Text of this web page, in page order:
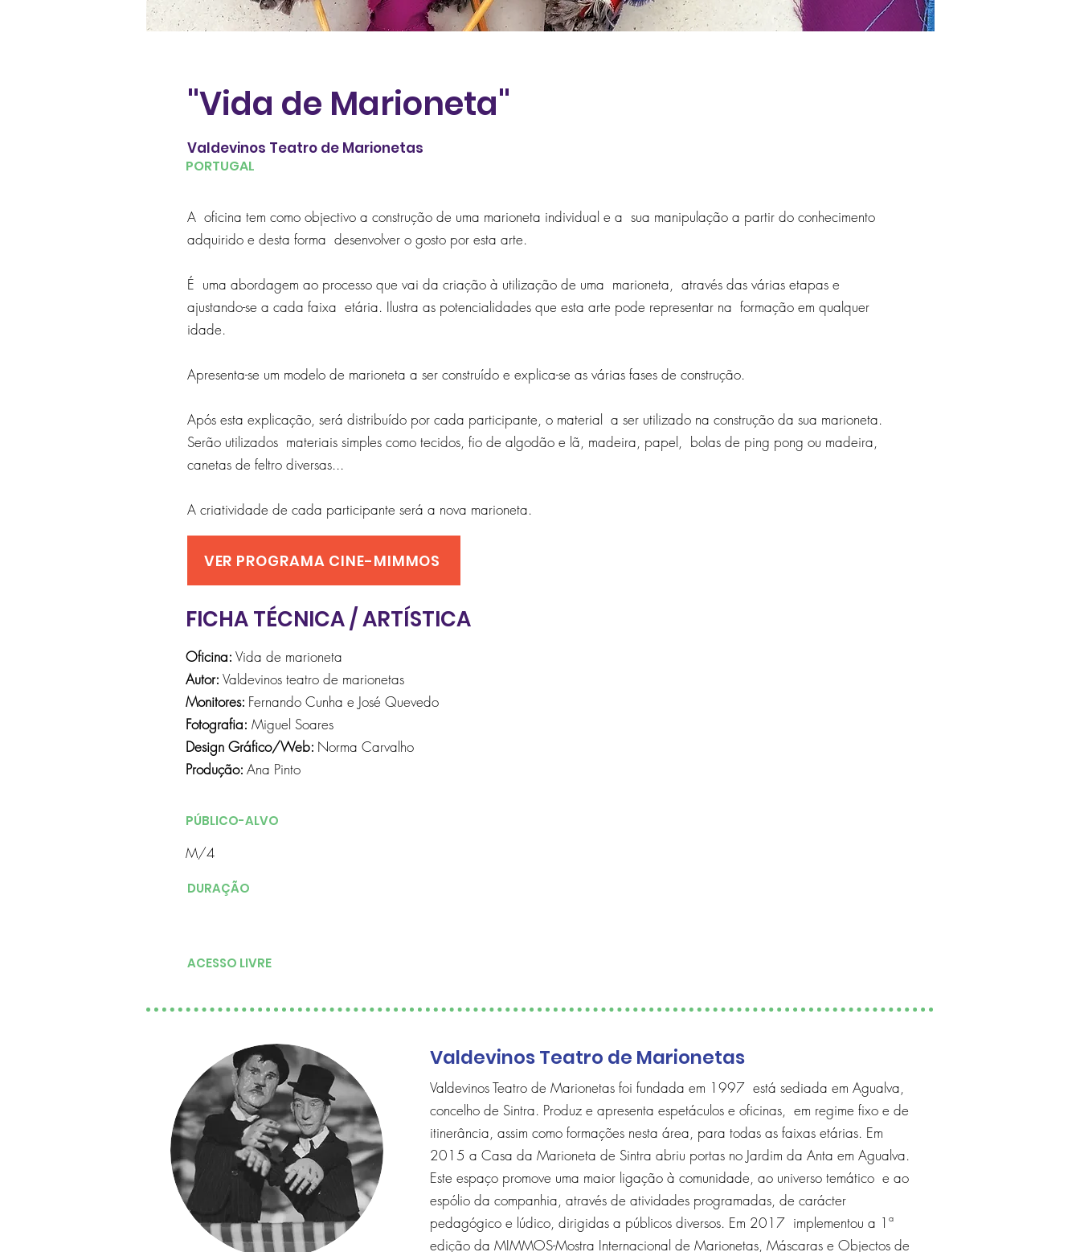
"Vida de Marioneta"
Valdevinos Teatro de Marionetas
PORTUGAL
A oficina tem como objectivo a construção de uma marioneta individual e a sua manipulação a partir do conhecimento
adquirido e desta forma desenvolver o gosto por esta arte.
É uma abordagem ao processo que vai da criação à utilização de uma marioneta, através das várias etapas e
ajustando-se a cada faixa etária. Ilustra as potencialidades que esta arte pode representar na formação em qualquer
idade.
Apresenta-se um modelo de marioneta a ser construído e explica-se as várias fases de construção.
Após esta explicação, será distribuído por cada participante, o material a ser utilizado na construção da sua marioneta.
Serão utilizados materiais simples como tecidos, fio de algodão e lã, madeira, papel, bolas de ping pong ou madeira,
canetas de feltro diversas...
A criatividade de cada participante será a nova marioneta.
VER PROGRAMA CINE-MIMMOS
FICHA TÉCNICA / ARTÍSTICA
Oficina: Vida de marioneta
Autor: Valdevinos teatro de marionetas
Monitores: Fernando Cunha e José Quevedo
Fotografia: Miguel Soares
Design Gráfico/Web: Norma Carvalho
Produção: Ana Pinto
PÚBLICO-ALVO
M/4
DURAÇÃO
ACESSO LIVRE
Valdevinos Teatro de Marionetas
Valdevinos Teatro de Marionetas foi fundada em 1997 está sediada em Agualva,
concelho de Sintra. Produz e apresenta espetáculos e oficinas, em regime fixo e de
itinerância, assim como formações nesta área, para todas as faixas etárias. Em
2015 a Casa da Marioneta de Sintra abriu portas no Jardim da Anta em Agualva.
Este espaço promove uma maior ligação à comunidade, ao universo temático e ao
espólio da companhia, através de atividades programadas, de carácter
pedagógico e lúdico, dirigidas a públicos diversos. Em 2017 implementou a 1ª
edição da MIMMOS-Mostra Internacional de Marionetas, Máscaras e Objectos de